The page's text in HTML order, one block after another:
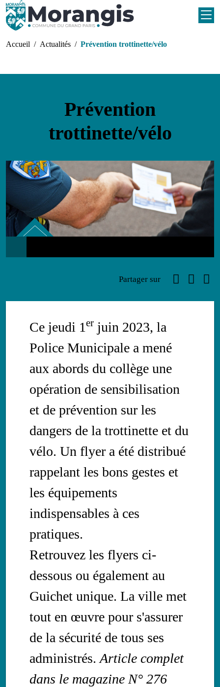
Aller au contenu principal
Fil d'Ariane
Accueil Actualités Prévention trottinette/vélo
Prévention
trottinette/vélo
Partager sur
Facebook
Ce jeudi 1 er juin 2023, la
Police Municipale a mené
aux abords du collège une
opération de sensibilisation
et de prévention sur les
dangers de la trottinette et du
vélo. Un flyer a été distribué
rappelant les bons gestes et
les équipements
indispensables à ces
pratiques.
Retrouvez les flyers ci-
dessous ou également au
Guichet unique. La ville met
tout en œuvre pour s'assurer
de la sécurité de tous ses
administrés. Article complet
dans le magazine N° 276